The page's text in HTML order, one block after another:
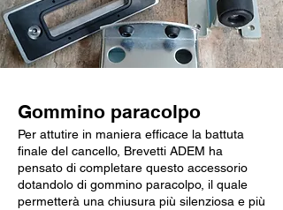
Gommino paracolpo
Per attutire in maniera efficace la battuta
finale del cancello, Brevetti ADEM ha
pensato di completare questo accessorio
dotandolo di gommino paracolpo, il quale
permetterà una chiusura più silenziosa e più